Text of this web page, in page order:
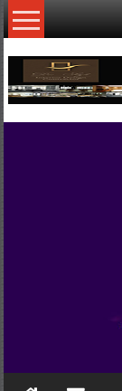
Skip
to
เว็บ
ข่าว